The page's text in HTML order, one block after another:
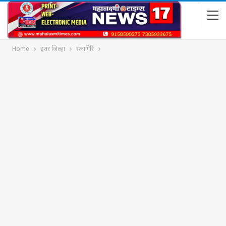
Home इतर जिल्हा रत्नागिरि